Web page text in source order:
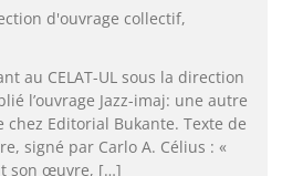
d'ouvrage collectif,
au CELAT-UL sous la direction
l’ouvrage Jazz-imaj: une autre
Editorial Bukante. Texte de
signé par Carlo A. Célius : «
son œuvre, […]